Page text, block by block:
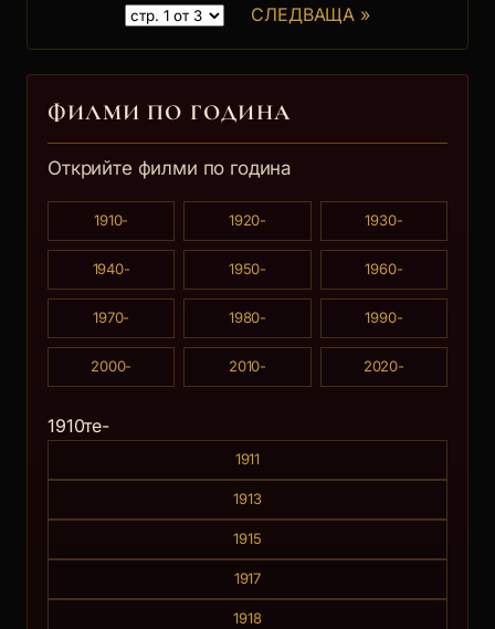
СЛЕДВАЩА »
ФИЛМИ ПО ГОДИНА
Открийте филми по година
1910- 1920- 1930-
1940- 1950- 1960-
1970- 1980- 1990-
2000- 2010- 2020-
1910те-
1911
1913
1915
1917
1918